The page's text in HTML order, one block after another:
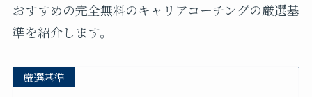
おすすめの完全無料のキャリアコーチングの厳選基
準を紹介します。
厳選基準